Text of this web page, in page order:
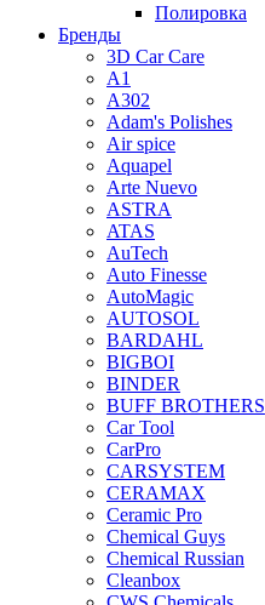
Полировка
Бренды
3D Car Care
A1
A302
Adam's Polishes
Air spice
Aquapel
Arte Nuevo
ASTRA
ATAS
AuTech
Auto Finesse
AutoMagic
AUTOSOL
BARDAHL
BIGBOI
BINDER
BUFF BROTHERS
Car Tool
CarPro
CARSYSTEM
CERAMAX
Ceramic Pro
Chemical Guys
Chemical Russian
Cleanbox